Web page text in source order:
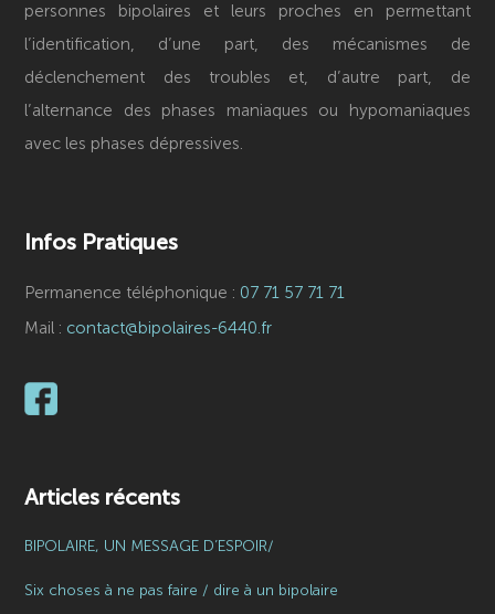
personnes bipolaires et leurs proches en permettant
l’identification, d’une part, des mécanismes de
déclenchement des troubles et, d’autre part, de
l’alternance des phases maniaques ou hypomaniaques
avec les phases dépressives.
Infos Pratiques
Permanence téléphonique : 07 71 57 71 71
Mail : contact@bipolaires-6440.fr
Articles récents
BIPOLAIRE, UN MESSAGE D’ESPOIR/
Six choses à ne pas faire / dire à un bipolaire